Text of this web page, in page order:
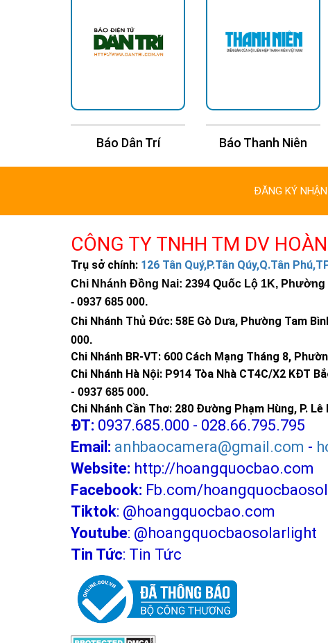
Báo Thanh Niên Báo Kinh Tế
ĐĂNG KÝ
CÔNG TY TNHH TM DV
Trụ sở chính: 126 Tân Quý,P.Tân Qúy,Q.Tân
Chi Nhánh Đồng Nai: 2394 Quốc Lộ 1K,
- 0937 685 000.
Chi Nhánh Thủ Đức: 58E Gò Dưa, Phường Tam
000.
Chi Nhánh BR-VT: 600 Cách Mạng Tháng 8,
Chi Nhánh Hà Nội: P914 Tòa Nhà CT4C/X2 KĐT
- 0937 685 000.
Chi Nhánh Cần Thơ: 280 Đường Phạm Hùng, P. Lê
ĐT: 0937.685.000 - 028.66.795.795
Email: anhbaocamera@gmail.com -
Website: http://hoangquocbao.com
Facebook: Fb.com/
Tiktok: @hoangquocbao.com
Youtube: @hoangquocbaosolarlight
Tin Tức: Tin Tức